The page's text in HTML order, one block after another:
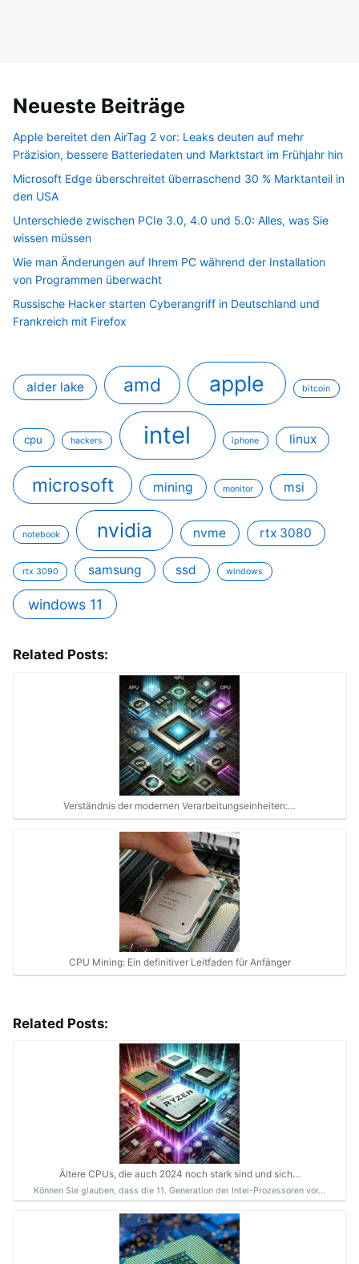
Neueste Beiträge
Apple bereitet den AirTag 2 vor: Leaks deuten auf mehr
Präzision, bessere Batteriedaten und Marktstart im Frühjahr hin
Microsoft Edge überschreitet überraschend 30 % Marktanteil in
den USA
Unterschiede zwischen PCIe 3.0, 4.0 und 5.0: Alles, was Sie
wissen müssen
Wie man Änderungen auf Ihrem PC während der Installation
von Programmen überwacht
Russische Hacker starten Cyberangriff in Deutschland und
Frankreich mit Firefox
alder lake amd apple bitcoin
cpu hackers intel iphone linux
microsoft mining monitor msi
notebook nvidia nvme rtx 3080
rtx 3090 samsung ssd windows
windows 11
Related Posts:
Verständnis der modernen Verarbeitungseinheiten:…
CPU Mining: Ein definitiver Leitfaden für Anfänger
Related Posts:
Ältere CPUs, die auch 2024 noch stark sind und sich…
Können Sie glauben, dass die 11. Generation der Intel-Prozessoren vor…